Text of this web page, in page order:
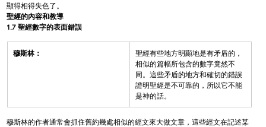
顯得相得失色了。
聖經的內容和教導
1.7 聖經數字的表面錯誤
穆斯林：
聖經有些地方明顯地是有矛盾的，
相似的篇幅所包含的數字竟然不
同。這些矛盾的地方和確切的錯誤
證明聖經是不可靠的，所以它不能
是神的話。
穆斯林的作者通常會抓住舊約幾處相似的經文來大做文章，這些經文在記述某